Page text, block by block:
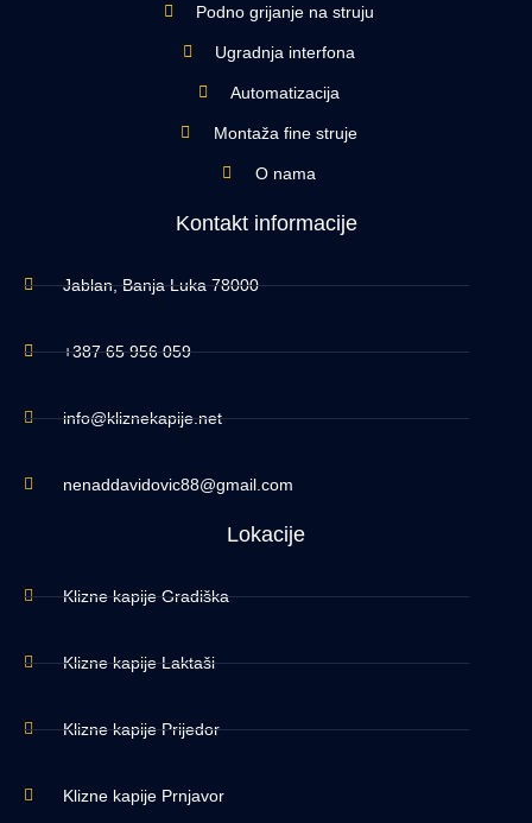
Podno grijanje na struju
Ugradnja interfona
Automatizacija
Montaža fine struje
O nama
Kontakt informacije
Jablan, Banja Luka 78000
+387 65 956 059
info@kliznekapije.net
nenaddavidovic88@gmail.com
Lokacije
Klizne kapije Gradiška
Klizne kapije Laktaši
Klizne kapije Prijedor
Klizne kapije Prnjavor